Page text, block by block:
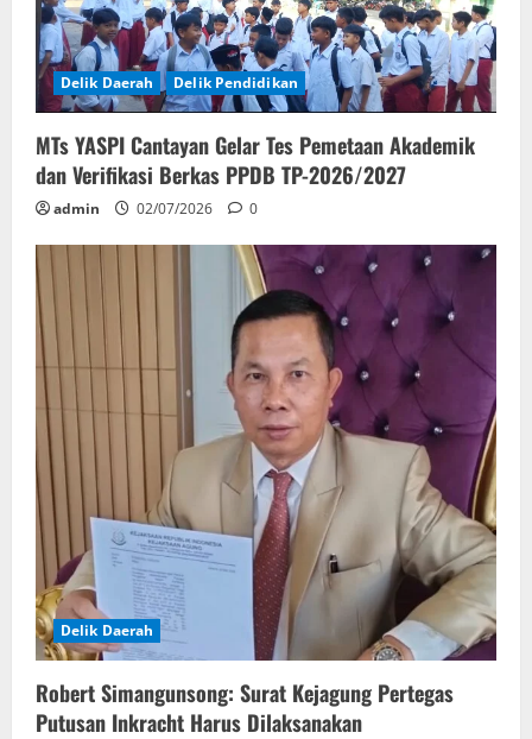
Delik Daerah Delik Pendidikan
MTs YASPI Cantayan Gelar Tes Pemetaan Akademik
dan Verifikasi Berkas PPDB TP-2026/2027
admin 02/07/2026 0
Delik Daerah
Robert Simangunsong: Surat Kejagung Pertegas
Putusan Inkracht Harus Dilaksanakan